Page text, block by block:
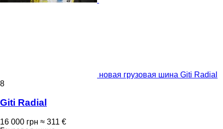
новая грузовая шина Giti Radial
8
Giti Radial
16 000 грн ≈ 311 €